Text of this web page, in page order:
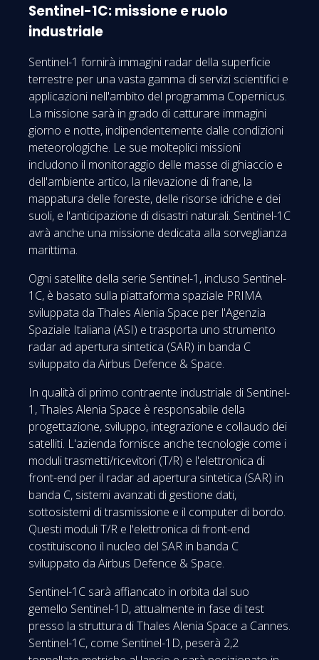
Sentinel-1C: missione e ruolo
industriale
Sentinel-1 fornirà immagini radar della superficie
terrestre per una vasta gamma di servizi scientifici e
applicazioni nell'ambito del programma Copernicus.
La missione sarà in grado di catturare immagini
giorno e notte, indipendentemente dalle condizioni
meteorologiche. Le sue molteplici missioni
includono il monitoraggio delle masse di ghiaccio e
dell'ambiente artico, la rilevazione di frane, la
mappatura delle foreste, delle risorse idriche e dei
suoli, e l'anticipazione di disastri naturali. Sentinel-1C
avrà anche una missione dedicata alla sorveglianza
marittima.
Ogni satellite della serie Sentinel-1, incluso Sentinel-
1C, è basato sulla piattaforma spaziale PRIMA
sviluppata da Thales Alenia Space per l'Agenzia
Spaziale Italiana (ASI) e trasporta uno strumento
radar ad apertura sintetica (SAR) in banda C
sviluppato da Airbus Defence & Space.
In qualità di primo contraente industriale di Sentinel-
1, Thales Alenia Space è responsabile della
progettazione, sviluppo, integrazione e collaudo dei
satelliti. L'azienda fornisce anche tecnologie come i
moduli trasmetti/ricevitori (T/R) e l'elettronica di
front-end per il radar ad apertura sintetica (SAR) in
banda C, sistemi avanzati di gestione dati,
sottosistemi di trasmissione e il computer di bordo.
Questi moduli T/R e l'elettronica di front-end
costituiscono il nucleo del SAR in banda C
sviluppato da Airbus Defence & Space.
Sentinel-1C sarà affiancato in orbita dal suo
gemello Sentinel-1D, attualmente in fase di test
presso la struttura di Thales Alenia Space a Cannes.
Sentinel-1C, come Sentinel-1D, peserà 2,2